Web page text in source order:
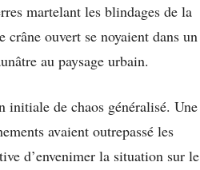
martelant les blindages de la
crâne ouvert se noyaient dans un
au paysage urbain.
initiale de chaos généralisé. Une
avaient outrepassé les
d’envenimer la situation sur le